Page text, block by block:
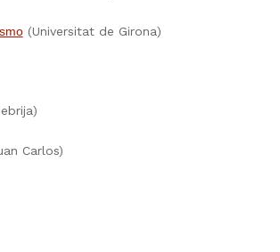
(Universitat de Girona)
Carlos)